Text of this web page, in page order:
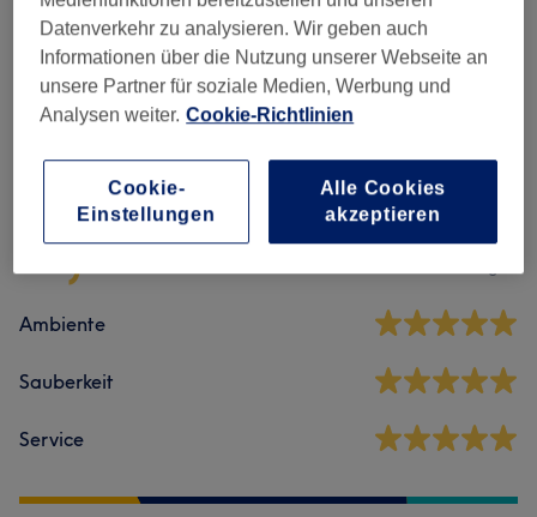
Analyse Und Beratung (1)
4,9
Ambiente
Sauberkeit
Service
Datenverkehr zu analysieren. Wir geben auch
Informationen über die Nutzung unserer Webseite an
unsere Partner für soziale Medien, Werbung und
Analysen weiter. Cookie-Richtlinien
Cookie-
Einstellungen
Alle Cookies
akzeptieren